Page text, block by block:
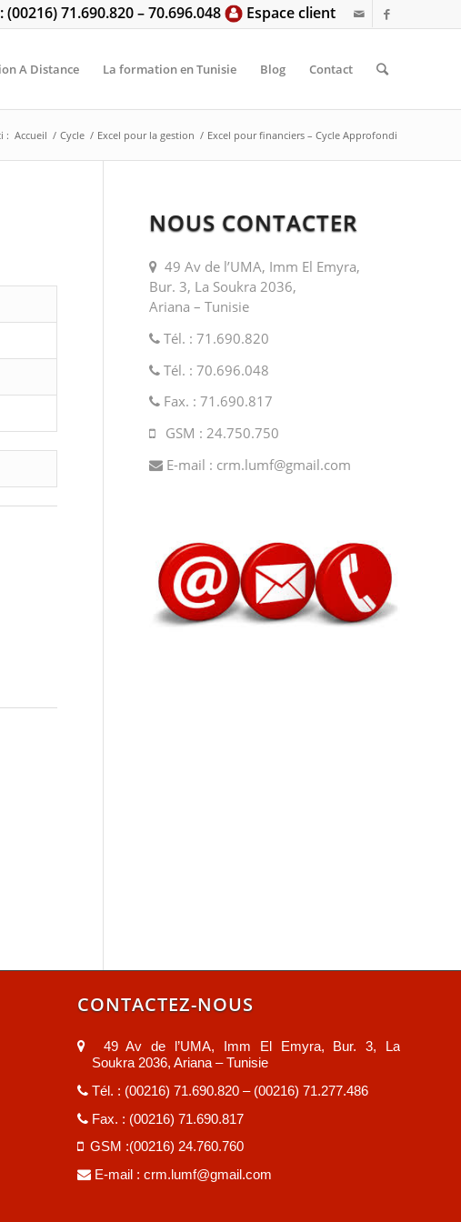
(00216) 71.690.820 – 70.696.048 Espace client
A Distance La formation en Tunisie Blog Contact
: Accueil / Cycle / Excel pour la gestion / Excel pour financiers – Cycle Approfondi
NOUS CONTACTER
49 Av de l’UMA, Imm El Emyra,
Bur. 3, La Soukra 2036,
Ariana – Tunisie
Tél. : 71.690.820
Tél. : 70.696.048
Fax. : 71.690.817
GSM : 24.750.750
E-mail : crm.lumf@gmail.com
CONTACTEZ-NOUS
49 Av de l’UMA, Imm El Emyra, Bur. 3, La
Soukra 2036, Ariana – Tunisie
Tél. : (00216) 71.690.820 – (00216) 71.277.486
Fax. : (00216) 71.690.817
GSM :(00216) 24.760.760
E-mail : crm.lumf@gmail.com